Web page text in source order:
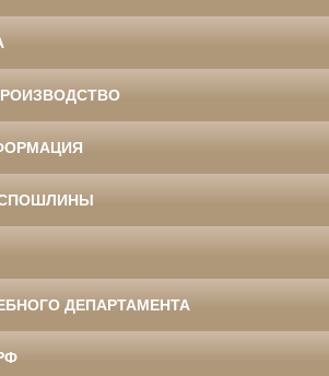
ДЕПАРТАМЕНТА